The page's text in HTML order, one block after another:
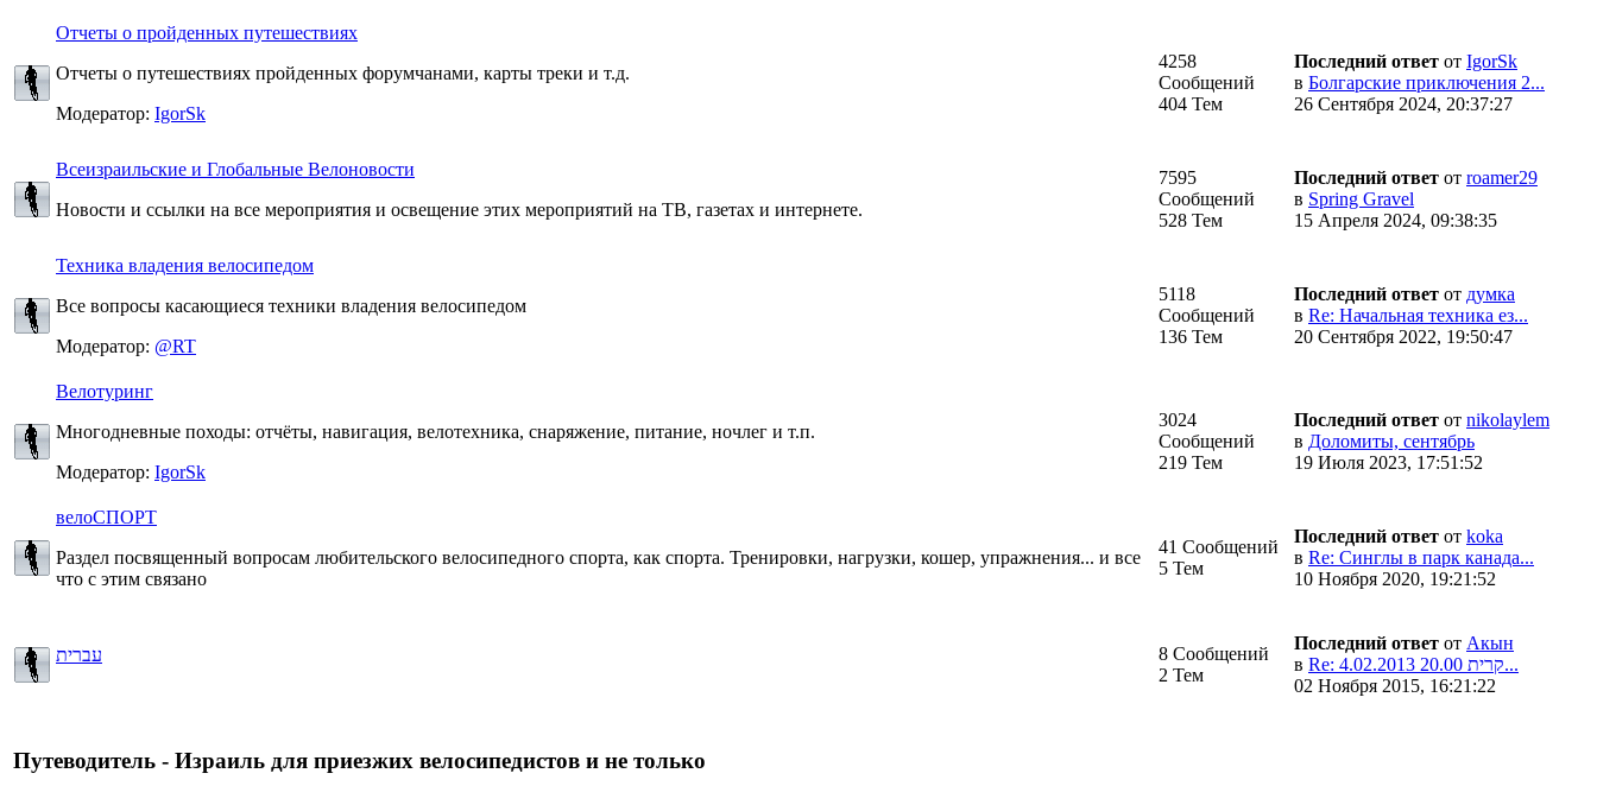
Отчеты о пройденных путешествиях
Отчеты о путешествиях пройденных форумчанами, карты треки и т.д.
Модератор: IgorSk
4258
Сообщений
404 Тем
Последний ответ от IgorSk
в Болгарские приключения 2...
26 Сентября 2024, 20:37:27
Всеизраильские и Глобальные Велоновости
Новости и ссылки на все мероприятия и освещение этих мероприятий на ТВ, газетах и интернете.
7595
Сообщений
528 Тем
Последний ответ от roamer29
в Spring Gravel
15 Апреля 2024, 09:38:35
Техника владения велосипедом
Все вопросы касающиеся техники владения велосипедом
Модератор: @RT
5118
Сообщений
136 Тем
Последний ответ от думка
в Re: Начальная техника ез...
20 Сентября 2022, 19:50:47
Велотуринг
Многодневные походы: отчёты, навигация, велотехника, снаряжение, питание, ночлег и т.п.
Модератор: IgorSk
3024
Сообщений
219 Тем
Последний ответ от nikolaylem
в Доломиты, сентябрь
19 Июля 2023, 17:51:52
велоСПОРТ
Раздел посвященный вопросам любительского велосипедного спорта, как спорта. Тренировки, нагрузки, кошер, упражнения... и все
что с этим связано
41 Сообщений
5 Тем
Последний ответ от koka
в Re: Синглы в парк канада...
10 Ноября 2020, 19:21:52
עברית
8 Сообщений
2 Тем
Последний ответ от Акын
в
Re: 4.02.2013 20.00 קרית...
02 Ноября 2015, 16:21:22
Путеводитель - Израиль для приезжих велосипедистов и не только